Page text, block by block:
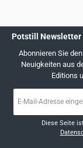
Potstill Newsletter
Abonnieren Sie
Neuigkeiten aus
Editions
Mail-
Diese Seite